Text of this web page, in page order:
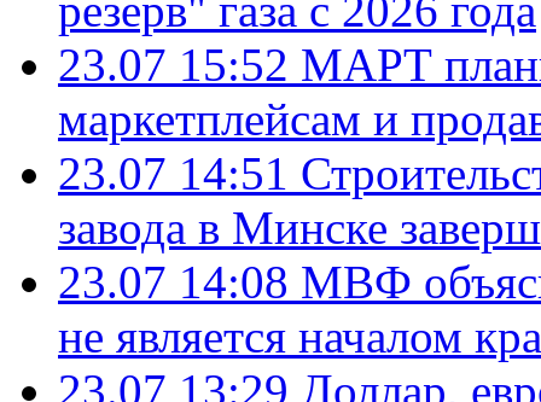
23.07 15:52 МАРТ
маркетплейсам и
23.07 14:51
завода в Минске
23.07 14:08 МВФ
не является началом
23.07 13:29 Доллар,